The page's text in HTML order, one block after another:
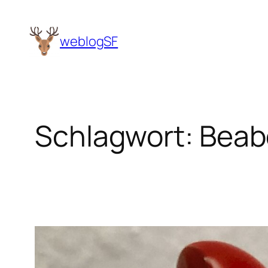
Inhalt
springen weblogSF
Schlagwort: